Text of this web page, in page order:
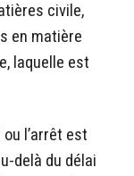
civile,
en matière
laquelle est
l’arrêt est
delà du délai